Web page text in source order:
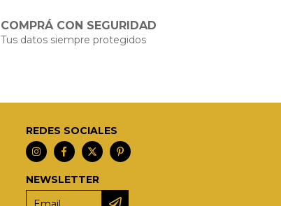
COMPRÁ CON SEGURIDAD
Tus datos siempre protegidos
REDES SOCIALES
NEWSLETTER